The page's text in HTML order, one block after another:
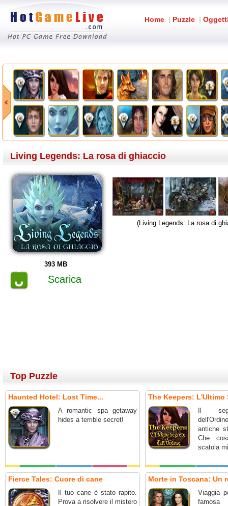
Home | Puzzle |
Living Legends: La rosa di ghiaccio
393 MB
Scarica
(Living Legends: La rosa di
Top Puzzle
Haunted Hotel: Lost Time...
A romantic spa getaway
hides a terrible secret!
The Keepers: L'Ultimo
Il
antiche
Che
scatola
Fierce Tales: Cuore di cane
Il tuo cane è stato rapito.
Prova a risolvere il mistero
Morte in Toscana: Un
Viaggia
famosa